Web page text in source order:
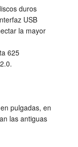
duros
USB
la mayor
625
pulgadas, en
las antiguas